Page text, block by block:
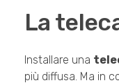
La
Installare una
più diffusa. Ma in